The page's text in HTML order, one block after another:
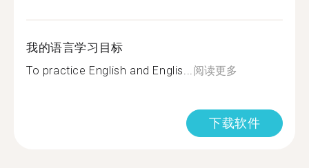
我的语言学习目标
To practice English and Englis...阅读更多
下载软件